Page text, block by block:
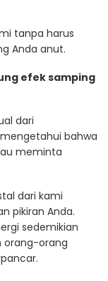
tanpa harus
Anda anut.
efek samping
dari
bahwa
meminta
dari kami
pikiran Anda.
sedemikian
orang-orang